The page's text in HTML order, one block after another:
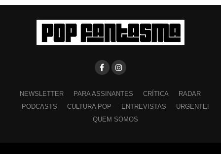
NEWSLETTER PARA ASSINANTES CRÍTICA
RADAR
PODCASTS
CULTURA POP ENTREVISTAS
URGENTE!
QUEM SOMOS